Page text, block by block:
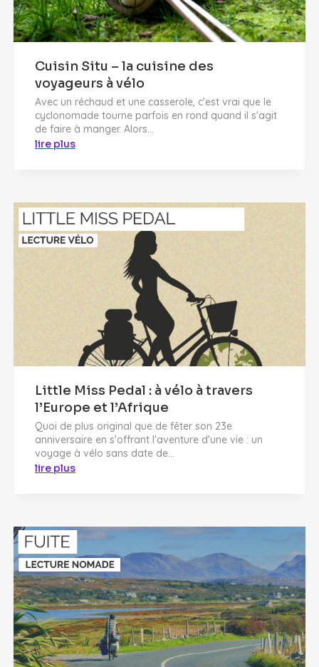
Cuisin Situ – la cuisine des
voyageurs à vélo
Avec un réchaud et une casserole, c'est vrai que le
cyclonomade tourne parfois en rond quand il s'agit
de faire à manger. Alors...
lire plus
Little Miss Pedal : à vélo à travers
l’Europe et l’Afrique
Quoi de plus original que de fêter son 23e
anniversaire en s'offrant l'aventure d'une vie : un
voyage à vélo sans date de...
lire plus